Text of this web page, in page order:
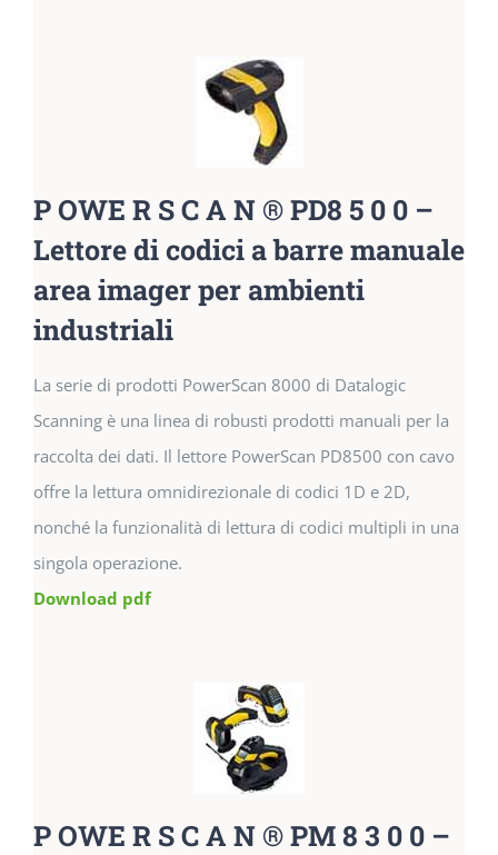
P OWE R S C A N ® PD8 5 0 0 –
Lettore di codici a barre manuale
area imager per ambienti
industriali
La serie di prodotti PowerScan 8000 di Datalogic
Scanning è una linea di robusti prodotti manuali per la
raccolta dei dati. Il lettore PowerScan PD8500 con cavo
offre la lettura omnidirezionale di codici 1D e 2D,
nonché la funzionalità di lettura di codici multipli in una
singola operazione.
Download pdf
P OWE R S C A N ® PM 8 3 0 0 –